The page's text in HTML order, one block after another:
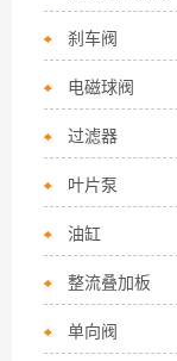
刹车阀
电磁球阀
过滤器
叶片泵
油缸
整流叠加板
单向阀